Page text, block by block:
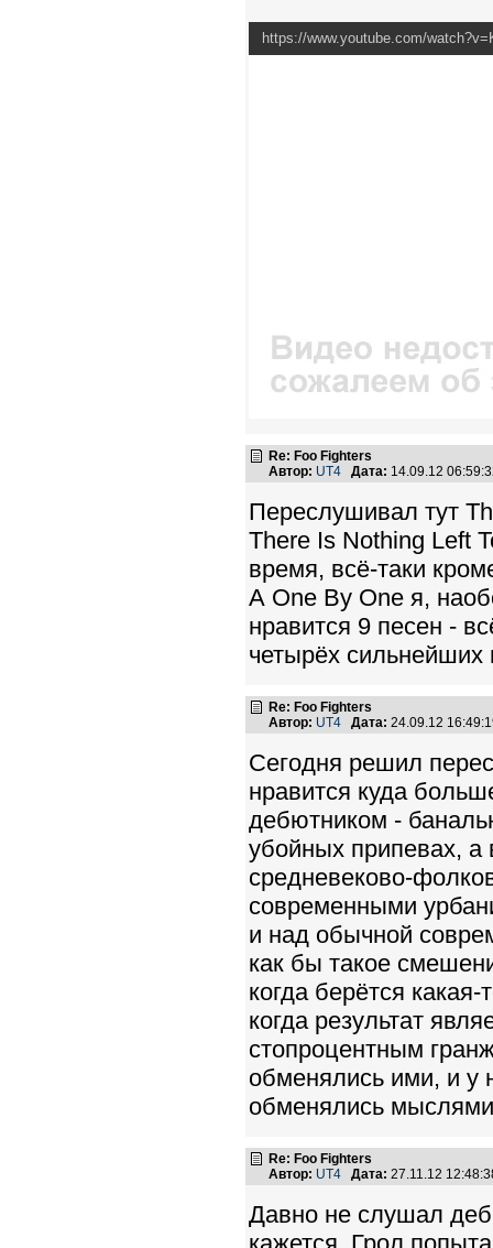
https://www.youtube.com/
Re: Foo Fighters
Автор: UT4 Дата: 14.09.12
Переслушивал тут
There Is Nothing Left
время, всё-таки
А One By One я,
нравится 9 песен -
четырёх сильнейших
Re: Foo Fighters
Автор: UT4 Дата: 24.09.12
Сегодня решил
нравится куда
дебютником -
убойных припевах, а
средневеково-
современными
и над обычной
как бы такое
когда берётся
когда результат
стопроцентным
обменялись ими, и у
обменялись
Re: Foo Fighters
Автор: UT4 Дата: 27.11.12
Давно не слушал